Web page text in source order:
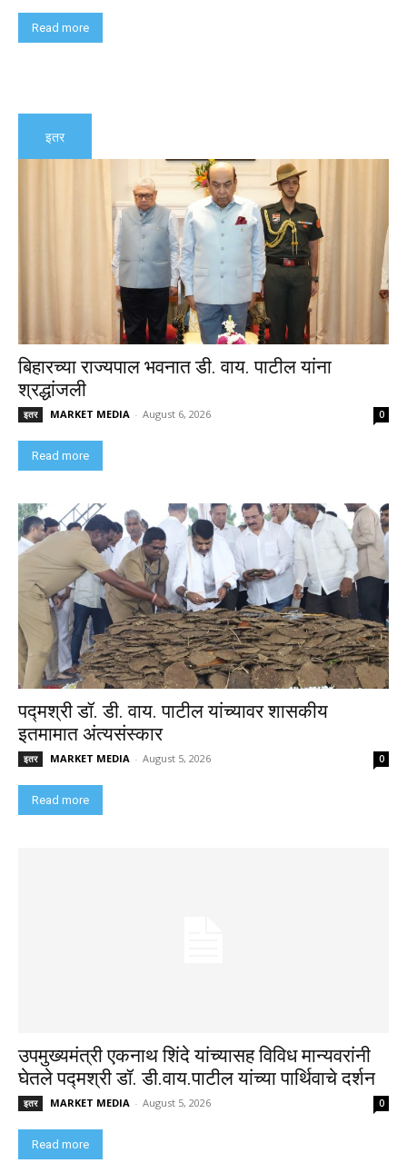
Read more
इतर
बिहारच्या राज्यपाल भवनात डी. वाय. पाटील यांना
श्रद्धांजली
इतर MARKET MEDIA - August 6, 2026 0
Read more
पद्मश्री डॉ. डी. वाय. पाटील यांच्यावर शासकीय
इतमामात अंत्यसंस्कार
इतर MARKET MEDIA - August 5, 2026 0
Read more
उपमुख्यमंत्री एकनाथ शिंदे यांच्यासह विविध मान्यवरांनी
घेतले पद्मश्री डॉ. डी.वाय.पाटील यांच्या पार्थिवाचे दर्शन
इतर MARKET MEDIA - August 5, 2026 0
Read more